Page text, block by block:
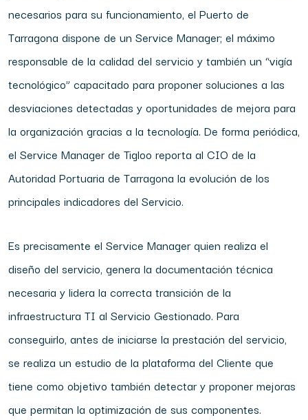
necesarios para su funcionamiento, el Puerto de
Tarragona dispone de un Service Manager; el máximo
responsable de la calidad del servicio y también un “vigía
tecnológico” capacitado para proponer soluciones a las
desviaciones detectadas y oportunidades de mejora para
la organización gracias a la tecnología. De forma periódica,
el Service Manager de Tigloo reporta al CIO de la
Autoridad Portuaria de Tarragona la evolución de los
principales indicadores del Servicio.
Es precisamente el Service Manager quien realiza el
diseño del servicio, genera la documentación técnica
necesaria y lidera la correcta transición de la
infraestructura TI al Servicio Gestionado. Para
conseguirlo, antes de iniciarse la prestación del servicio,
se realiza un estudio de la plataforma del Cliente que
tiene como objetivo también detectar y proponer mejoras
que permitan la optimización de sus componentes.